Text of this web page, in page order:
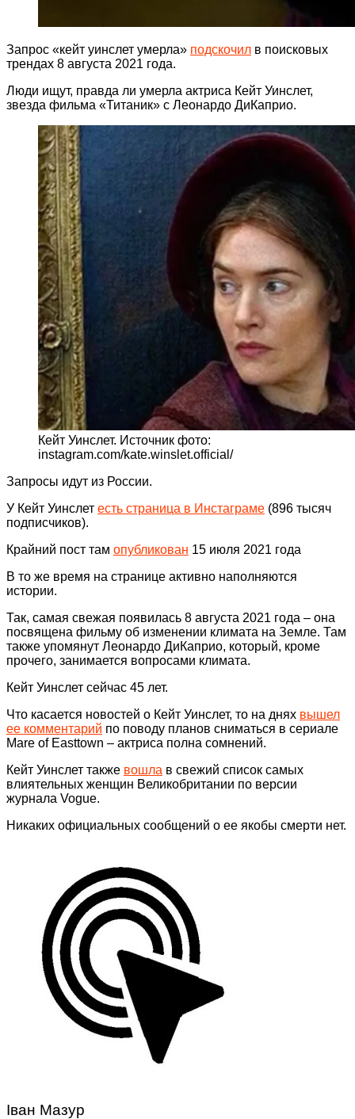
Запрос «кейт уинслет умерла» подскочил в поисковых
трендах 8 августа 2021 года.
Люди ищут, правда ли умерла актриса Кейт Уинслет,
звезда фильма «Титаник» с Леонардо ДиКаприо.
Кейт Уинслет. Источник фото:
instagram.com/kate.winslet.official/
Запросы идут из России.
У Кейт Уинслет есть страница в Инстаграме (896 тысяч
подписчиков).
Крайний пост там опубликован 15 июля 2021 года
В то же время на странице активно наполняются
истории.
Так, самая свежая появилась 8 августа 2021 года – она
посвящена фильму об изменении климата на Земле. Там
также упомянут Леонардо ДиКаприо, который, кроме
прочего, занимается вопросами климата.
Кейт Уинслет сейчас 45 лет.
Что касается новостей о Кейт Уинслет, то на днях вышел
ее комментарий по поводу планов сниматься в сериале
Mare of Easttown – актриса полна сомнений.
Кейт Уинслет также вошла в свежий список самых
влиятельных женщин Великобритании по версии
журнала Vogue.
Никаких официальных сообщений о ее якобы смерти нет.
Іван Мазур